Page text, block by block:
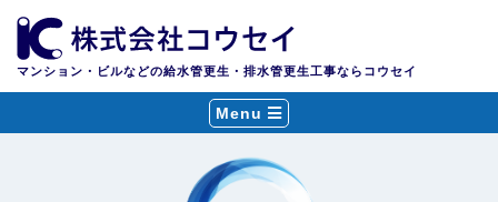
マンション・ビルなどの給水管更生・排水管更生工事ならコウセイ
Menu